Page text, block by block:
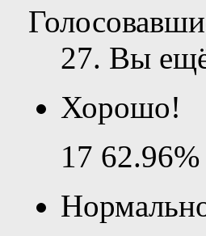
27. Вы
Хорошо!
17 62.96%